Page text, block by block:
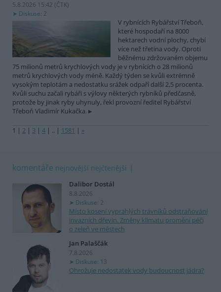
5.8.2026 15:42 (ČTK)
Diskuse: 2
V rybnících Rybářství Třeboň,
které hospodaří na 8000
hektarech vodní plochy, chybí
více než třetina vody. Oproti
běžnému zdržovaném objemu
75 milionů metrů krychlových vody je v rybnících o 28 milionů
metrů krychlových vody méně. Každý týden se kvůli extrémně
vysokým teplotám a nedostatku srážek odpaří další 2,5 procenta.
Kvůli suchu začali rybáři s výlovy některých rybníků předčasně,
protože by jinak ryby uhynuly, řekl provozní ředitel Rybářství
Třeboň Vladimír Kukačka.
1 | 2 | 3 | 4 | .. | 1581 | »
komentáře nejnovější nejčtenější
Dalibor Dostál
8.8.2026
Diskuse: 2
Místo kosení vyprahlých trávníků odstraňování
invazních dřevin. Změny klimatu promění péči
o zeleň ve městech
Jan Palaščák
7.8.2026
Diskuse: 13
Ohrožuje nedostatek vody budoucnost jádra?